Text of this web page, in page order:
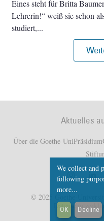
Eines steht für Britta
Lehrerin!“ weiß sie schon
studiert,
Aktuelles
Über die Goethe-UniPräsidium
© 2025 Goethe-
We collect and
following
more...
OK Decline